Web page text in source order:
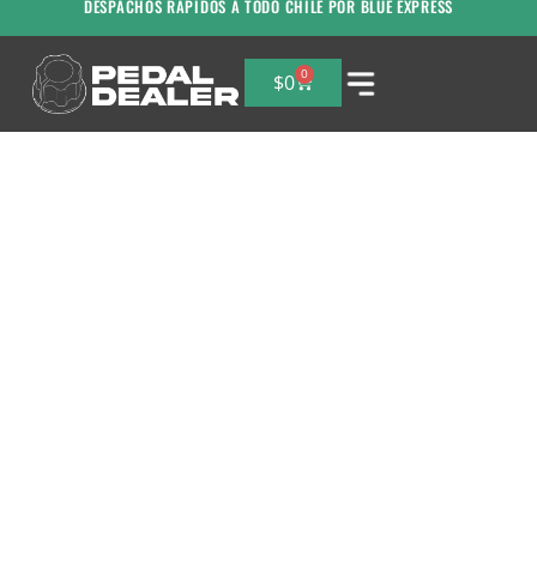
DESPACHOS RAPIDOS A TODO CHILE POR BLUE EXPRESS
$0 0